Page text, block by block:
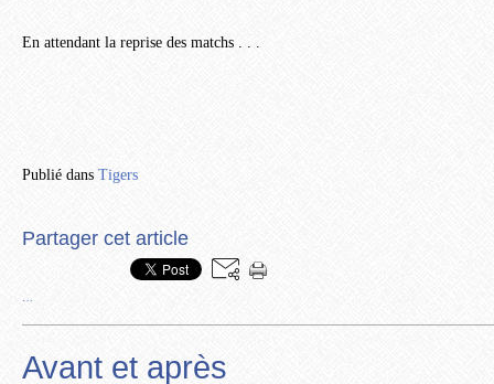
En attendant la reprise des matchs . . .
Publié dans Tigers
Partager cet article
Avant et après